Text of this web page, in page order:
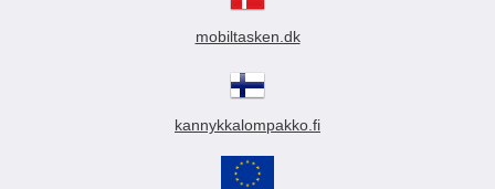
mobiltasken.dk
kannykkalompakko.fi